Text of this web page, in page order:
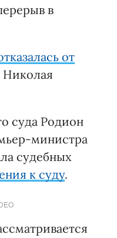
в
от
Николая
суда Родион
министра
судебных
к суду.